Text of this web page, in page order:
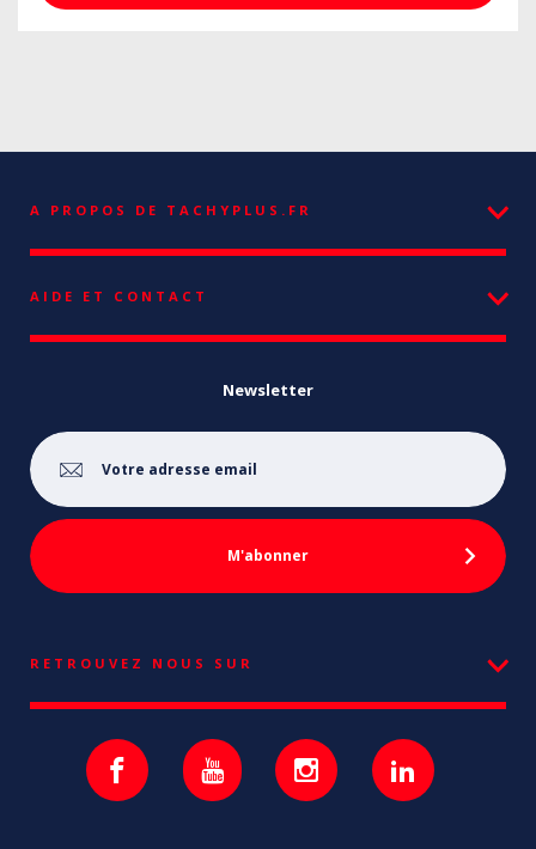
A PROPOS DE TACHYPLUS.FR
AIDE ET CONTACT
Newsletter
RETROUVEZ NOUS SUR